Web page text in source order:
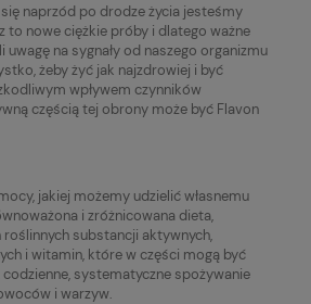
naprzód po drodze życia jesteśmy
to nowe ciężkie próby i dlatego ważne
na sygnały od naszego organizmu
żeby żyć jak najzdrowiej i być
wpływem czynników
częścią tej obrony może być Flavon
jakiej możemy udzielić własnemu
i zróżnicowana dieta,
substancji aktywnych,
i witamin, które w części mogą być
systematyczne spożywanie
i warzyw.